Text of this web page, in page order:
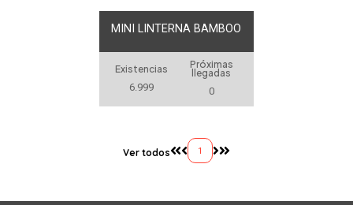
MINI LINTERNA BAMBOO
Existencias
6.999
Próximas
llegadas
0
Ver todos 1